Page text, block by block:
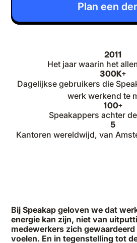
Plan een
2011
Het jaar waarin het
300K+
Dagelijkse gebruikers die
werk werkend te
100+
Speakappers achter
5
Kantoren wereldwijd, van
Bij Speakap geloven we dat
energie kan zijn, niet van
medewerkers zich
voelen. En in tegenstelling tot